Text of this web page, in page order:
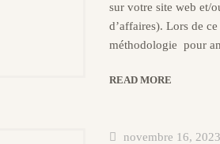
sur votre site web et/
d’affaires). Lors de
méthodologie pour
READ MORE
novembre 16, 2023